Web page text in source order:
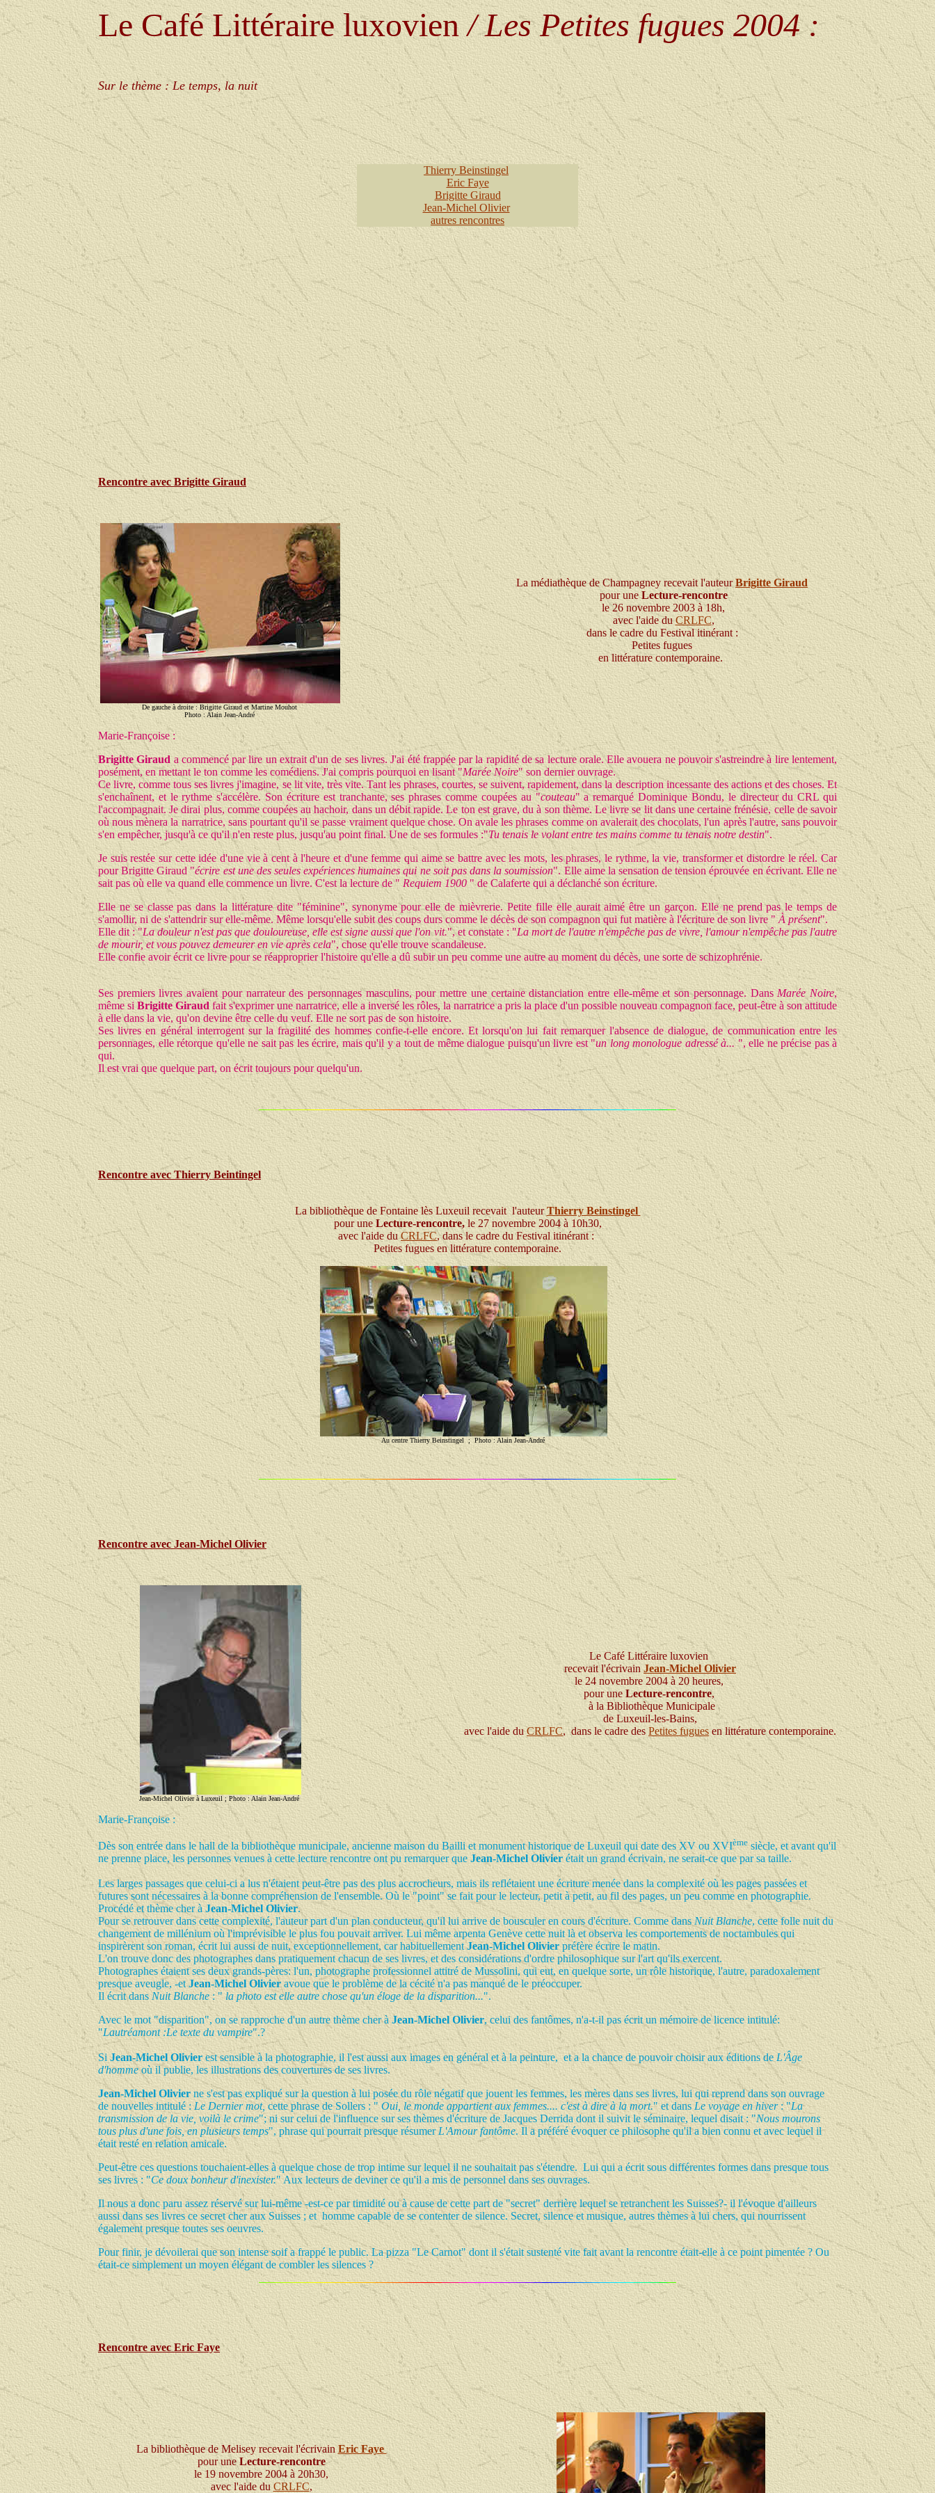
Le Café Littéraire luxovien/ Les Petites fugues 2004 :
Sur le thème : Le temps, la nuit
Thierry Beinstingel
Eric Faye
Brigitte Giraud
Jean-Michel Olivier
autres rencontres
Rencontre avecBrigitte Giraud
De gauche à droite : Brigitte Giraud et Martine Mouhot
Photo : Alain Jean-André
La médiathèque de Champagney recevait l'auteurBrigitte Giraud
pour uneLecture-rencontre
le 26 novembre 2003 à 18h,
avec l'aide duCRLFC,
dans le cadre du Festival itinérant :
Petites fugues
en littérature contemporaine.
Marie-Françoise :
Brigitte Giraud a commencé par lire un extrait d'un de ses livres. J'ai été frappée par la rapidité de sa lecture orale. Elle avouera ne pouvoir s'astreindre à lire lentement,
posément, en mettant le ton comme les comédiens. J'ai compris pourquoi en lisant "Marée Noire" son dernier ouvrage.
Ce livre, comme tous ses livres j'imagine, se lit vite, très vite. Tant les phrases, courtes, se suivent, rapidement, dans la description incessante des actions et des choses. Et
s'enchaînent, et le rythme s'accélère. Son écriture est tranchante, ses phrases comme coupées au "couteau" a remarqué Dominique Bondu, le directeur du CRL qui
l'accompagnait. Je dirai plus, comme coupées au hachoir, dans un débit rapide. Le ton est grave, du à son thème. Le livre se lit dans une certaine frénésie, celle de savoir
où nous mènera la narratrice, sans pourtant qu'il se passe vraiment quelque chose. On avale les phrases comme on avalerait des chocolats, l'un après l'autre, sans pouvoir
s'en empêcher, jusqu'à ce qu'il n'en reste plus, jusqu'au point final. Une de ses formules :"Tu tenais le volant entre tes mains comme tu tenais notre destin".
Je suis restée sur cette idée d'une vie à cent à l'heure et d'une femme qui aime se battre avec les mots, les phrases, le rythme, la vie, transformer et distordre le réel. Car
pour Brigitte Giraud "écrire est une des seules expériences humaines qui ne soit pas dans la soumission". Elle aime la sensation de tension éprouvée en écrivant. Elle ne
sait pas où elle va quand elle commence un livre. C'est la lecture de " Requiem 1900 " de Calaferte qui a déclanché son écriture.
Elle ne se classe pas dans la littérature dite "féminine", synonyme pour elle de mièvrerie. Petite fille elle aurait aimé être un garçon. Elle ne prend pas le temps de
s'amollir, ni de s'attendrir sur elle-même. Même lorsqu'elle subit des coups durs comme le décès de son compagnon qui fut matière à l'écriture de son livre "À présent".
Elle dit : "La douleur n'est pas que douloureuse, elle est signe aussi que l'on vit.", et constate : "La mort de l'autre n'empêche pas de vivre, l'amour n'empêche pas l'autre
de mourir, et vous pouvez demeurer en vie après cela", chose qu'elle trouve scandaleuse.
Elle confie avoir écrit ce livre pour se réapproprier l'histoire qu'elle a dû subir un peu comme une autre au moment du décès, une sorte de schizophrénie.
Ses premiers livres avaient pour narrateur des personnages masculins, pour mettre une certaine distanciation entre elle-même et son personnage. Dans Marée Noire,
même si Brigitte Giraud fait s'exprimer une narratrice, elle a inversé les rôles, la narratrice a pris la place d'un possible nouveau compagnon face, peut-être à son attitude
à elle dans la vie, qu'on devine être celle du veuf. Elle ne sort pas de son histoire.
Ses livres en général interrogent sur la fragilité des hommes confie-t-elle encore. Et lorsqu'on lui fait remarquer l'absence de dialogue, de communication entre les
personnages, elle rétorque qu'elle ne sait pas les écrire, mais qu'il y a tout de même dialogue puisqu'un livre est "un longmonologue adressé à...", elle ne précise pas à
qui.
Il est vrai que quelque part, on écrit toujours pour quelqu'un.
Rencontre avec Thierry Beintingel
La bibliothèque de Fontaine lès Luxeuil recevait l'auteurThierry Beinstingel
pour uneLecture-rencontre, le 27 novembre 2004 à 10h30,
avec l'aide duCRLFC, dans le cadre du Festival itinérant :
Petites fugues en littérature contemporaine.
Au centre Thierry Beinstingel ; Photo : Alain Jean-André
Rencontre avecJean-Michel Olivier
Jean-Michel Olivier à Luxeuil ; Photo : Alain Jean-André
Le Café Littéraire luxovien
recevait l'écrivainJean-Michel Olivier
le 24 novembre 2004 à 20 heures,
pour une Lecture-rencontre,
à la Bibliothèque Municipale
de Luxeuil-les-Bains,
avec l'aide duCRLFC, dans le cadre des Petites fugues en littérature contemporaine.
Marie-Françoise :
Dès son entrée dans le hall de la bibliothèque municipale, ancienne maison du Bailli et monument historique de Luxeuil qui date des XV ou XVIème siècle, et avant qu'il
ne prenne place, les personnes venues à cette lecture rencontre ont pu remarquer que Jean-Michel Olivierétait un grand écrivain, ne serait-ce que par sa taille.
Les larges passages que celui-ci a lus n'étaient peut-être pas des plus accrocheurs, mais ils reflétaient une écriture menée dans la complexité où les pages passées et
futures sont nécessaires à la bonne compréhension de l'ensemble. Où le "point" se fait pour le lecteur, petit à petit, au fil des pages, un peu comme en photographie.
Procédé et thème cher àJean-Michel Olivier.
Pour se retrouver dans cette complexité, l'auteur part d'un plan conducteur, qu'il lui arrive de bousculer en cours d'écriture. Comme dans Nuit Blanche, cette folle nuit du
changement de millénium où l'imprévisible le plus fou pouvait arriver. Lui même arpenta Genève cette nuit là et observa les comportements de noctambules qui
inspirèrent son roman, écrit lui aussi de nuit, exceptionnellement, car habituellementJean-Michel Olivier préfère écrire le matin.
L'on trouve donc des photographes dans pratiquement chacun de ses livres, et des considérations d'ordre philosophique sur l'art qu'ils exercent.
Photographes étaient ses deux grands-pères: l'un, photographe professionnel attitré de Mussolini, qui eut, en quelque sorte, un rôle historique, l'autre, paradoxalement
presque aveugle, -etJean-Michel Olivieravoue que le problème de la cécité n'a pas manqué de le préoccuper.
Il écrit dansNuit Blanche: " la photo est elle autre chose qu'un éloge de la disparition...".
Avec le mot "disparition", on se rapproche d'un autre thème cher àJean-Michel Olivier, celui des fantômes, n'a-t-il pas écrit un mémoire de licence intitulé:
"Lautréamont :Le texte du vampire".?
Si Jean-Michel Olivier est sensible à la photographie, il l'est aussi aux images en général et à la peinture, et a la chance de pouvoir choisir aux éditions de L'Âge
d'hommeoù il publie, les illustrations des couvertures de ses livres.
Jean-Michel Olivier ne s'est pas expliqué sur la question à lui posée du rôle négatif que jouent les femmes, les mères dans ses livres, lui qui reprend dans son ouvrage
de nouvelles intitulé : Le Dernier mot, cette phrase de Sollers : "Oui, le monde appartient aux femmes.... c'est à dire à la mort." et dans Le voyage en hiver: "La
transmission de la vie, voilà le crime"; ni sur celui de l'influence sur ses thèmes d'écriture de Jacques Derrida dont il suivit le séminaire, lequel disait : "Nous mourons
tous plus d'une fois, en plusieurs temps", phrase qui pourrait presque résumer L'Amour fantôme. Il a préféré évoquer ce philosophe qu'il a bien connu et avec lequel il
était resté en relation amicale.
Peut-être ces questions touchaient-elles à quelque chose de trop intime sur lequel il ne souhaitait pas s'étendre. Lui qui a écrit sous différentes formes dans presque tous
ses livres : "Ce doux bonheur d'inexister." Aux lecteurs de deviner ce qu'il a mis de personnel dans ses ouvrages.
Il nous a donc paru assez réservé sur lui-même -est-ce par timidité ou à cause de cette part de "secret" derrière lequel se retranchent les Suisses?- il l'évoque d'ailleurs
aussi dans ses livres ce secret cher aux Suisses ; et homme capable de se contenter de silence. Secret, silence et musique, autres thèmes à lui chers, qui nourrissent
également presque toutes ses oeuvres.
Pour finir, je dévoilerai que son intense soif a frappé le public. La pizza "Le Carnot" dont il s'était sustenté vite fait avant la rencontre était-elle à ce point pimentée ? Ou
était-ce simplement un moyen élégant de combler les silences ?
Rencontre avecEric Faye
La bibliothèque de Melisey recevait l'écrivainEric Faye
pour une Lecture-rencontre
le 19 novembre 2004 à 20h30,
avec l'aide du CRLFC,